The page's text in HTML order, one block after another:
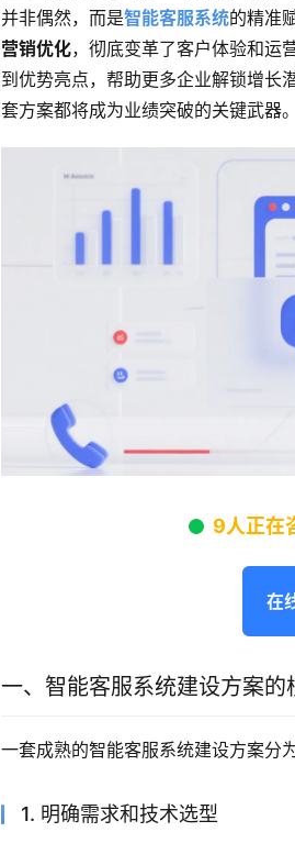
并非偶然，而是智能客服系统的精准
营销优化，彻底变革了客户体验和运
到优势亮点，帮助更多企业解锁增长
套方案都将成为业绩突破的关键武器。
9人正在
在
一、智能客服系统建设方案的
一套成熟的智能客服系统建设方案分
1. 明确需求和技术选型